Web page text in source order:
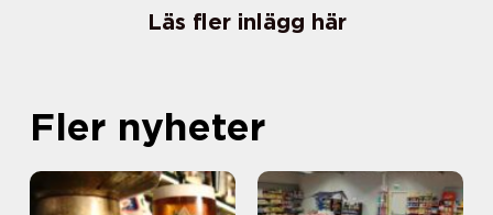
Läs fler inlägg här
Fler nyheter